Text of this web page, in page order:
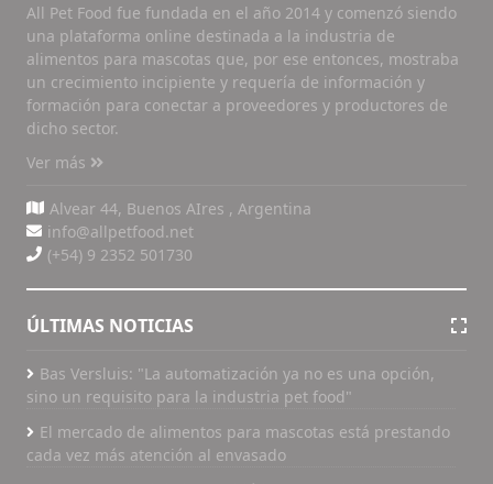
All Pet Food fue fundada en el año 2014 y comenzó siendo
una plataforma online destinada a la industria de
alimentos para mascotas que, por ese entonces, mostraba
un crecimiento incipiente y requería de información y
formación para conectar a proveedores y productores de
dicho sector.
Ver más
Alvear 44, Buenos AIres , Argentina
info@allpetfood.net
(+54) 9 2352 501730
ÚLTIMAS NOTICIAS
Bas Versluis: "La automatización ya no es una opción,
sino un requisito para la industria pet food"
El mercado de alimentos para mascotas está prestando
cada vez más atención al envasado